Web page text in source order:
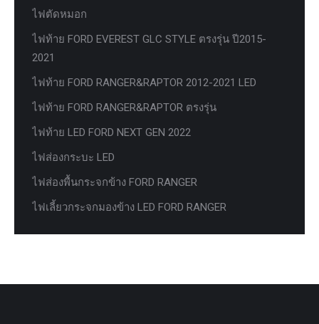
ไฟตัดหมอก
ไฟท้าย FORD EVEREST GLC STYLE ตรงรุ่น ปี2015-
2021
ไฟท้าย FORD RANGER&RAPTOR 2012-2021 LED
ไฟท้าย FORD RANGER&RAPTOR ตรงรุ่น
ไฟท้าย LED FORD NEXT GEN 2022
ไฟส่องกระบะ LED
ไฟส่องพื้นกระจกข้าง FORD RANGER
ไฟเลี้ยวกระจกมองข้าง LED FORD RANGER